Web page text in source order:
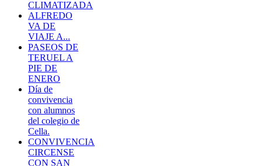
CLIMATIZADA
ALFREDO
VA DE
VIAJE A...
PASEOS DE
TERUEL A
PIE DE
ENERO
Día de
convivencia
con alumnos
del colegio de
Cella.
CONVIVENCIA
CIRCENSE
CON SAN